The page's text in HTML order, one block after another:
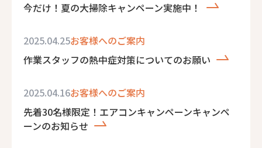
今だけ！夏の大掃除キャンペーン実施中！
2025.04.25お客様へのご案内
作業スタッフの熱中症対策についてのお願い
2025.04.16お客様へのご案内
先着30名様限定！エアコンキャンペーンキャンペ
ーンのお知らせ